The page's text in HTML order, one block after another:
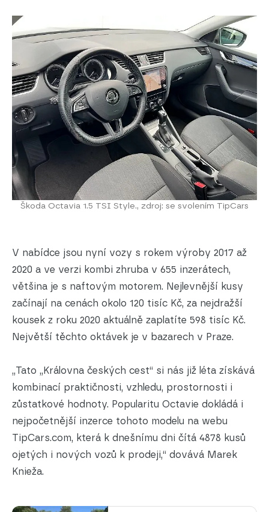
Škoda Octavia 1.5 TSI Style., zdroj: se svolením TipCars
V nabídce jsou nyní vozy s rokem výroby 2017 až
2020 a ve verzi kombi zhruba v 655 inzerátech,
většina je s naftovým motorem. Nejlevnější kusy
začínají na cenách okolo 120 tisíc Kč, za nejdražší
kousek z roku 2020 aktuálně zaplatíte 598 tisíc Kč.
Největší těchto oktávek je v bazarech v Praze.
„Tato „Královna českých cest“ si nás již léta získává
kombinací praktičnosti, vzhledu, prostornosti i
zůstatkové hodnoty. Popularitu Octavie dokládá i
nejpočetnější inzerce tohoto modelu na webu
TipCars.com, která k dnešnímu dni čítá 4878 kusů
ojetých i nových vozů k prodeji,“ dovává Marek
Knieža.